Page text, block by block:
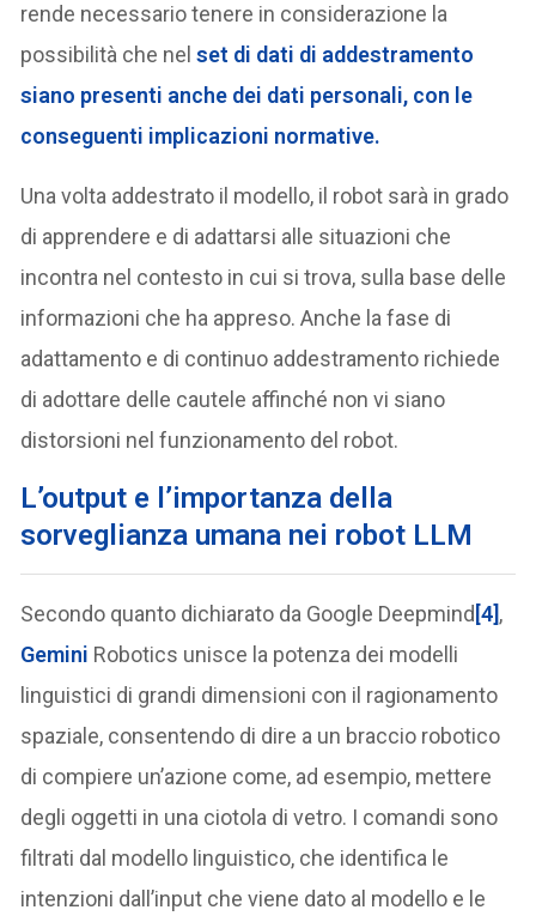
rende necessario tenere in considerazione la
possibilità che nelset di dati di addestramento
siano presenti anche dei dati personali, con le
conseguenti implicazioni normative.
Una volta addestrato il modello, il robot sarà in grado
di apprendere e di adattarsi alle situazioni che
incontra nel contesto in cui si trova, sulla base delle
informazioni che ha appreso. Anche la fase di
adattamento e di continuo addestramento richiede
di adottare delle cautele affinché non vi siano
distorsioni nel funzionamento del robot.
L’output e l’importanza della
sorveglianza umana nei robot LLM
Secondo quanto dichiarato da Google Deepmind [4],
Gemini Robotics unisce la potenza dei modelli
linguistici di grandi dimensioni con il ragionamento
spaziale, consentendo di dire a un braccio robotico
di compiere un’azione come, ad esempio, mettere
degli oggetti in una ciotola di vetro. I comandi sono
filtrati dal modello linguistico, che identifica le
intenzioni dall’input che viene dato al modello e le